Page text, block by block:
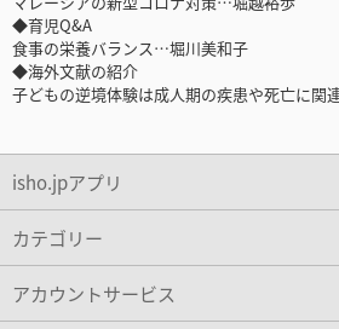
◆育児Q&A
食事の栄養バランス…堀川美和子
◆海外文献の紹介
子どもの逆境体験は成人期の疾患や死亡に関
isho.jpアプリ
カテゴリー
アカウントサービス